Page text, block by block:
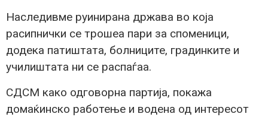
Наследивме руинирана држава во која
расипнички се трошеа пари за споменици,
додека патиштата, болниците, градинките и
училиштата ни се распаѓаа.
СДСМ како одговорна партија, покажа
домаќинско работење и водена од интересот